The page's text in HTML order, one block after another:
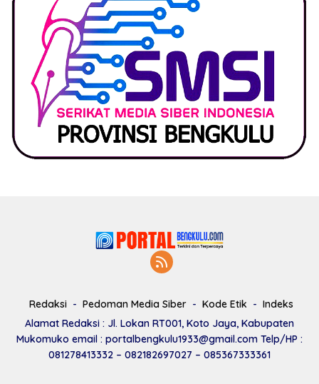
Redaksi Pedoman Media Siber Kode Etik
Indeks
Alamat Redaksi : Jl. Lokan RT001, Koto Jaya, Kabupaten
Mukomuko email : portalbengkulu1933@gmail.com Telp/HP :
081278413332 – 082182697027 – 085367333361